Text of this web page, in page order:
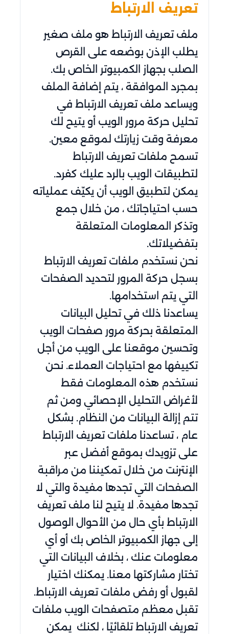
تعريف الارتباط
ملف تعريف الارتباط هو ملف صغير
يطلب الإذن بوضعه على القرص
الصلب بجهاز الكمبيوتر الخاص بك.
بمجرد الموافقة ، يتم إضافة الملف
ويساعد ملف تعريف الارتباط في
تحليل حركة مرور الويب أو يتيح لك
معرفة وقت زيارتك لموقع معين.
تسمح ملفات تعريف الارتباط
لتطبيقات الويب بالرد عليك كفرد.
يمكن لتطبيق الويب أن يكيّف عملياته
حسب احتياجاتك ، من خلال جمع
وتذكر المعلومات المتعلقة
بتفضيلاتك.
نحن نستخدم ملفات تعريف الارتباط
بسجل حركة المرور لتحديد الصفحات
التي يتم استخدامها.
يساعدنا ذلك في تحليل البيانات
المتعلقة بحركة مرور صفحات الويب
وتحسين موقعنا على الويب من أجل
تكييفها مع احتياجات العملاء. نحن
نستخدم هذه المعلومات فقط
لأغراض التحليل الإحصائي ومن ثم
تتم إزالة البيانات من النظام. بشكل
عام ، تساعدنا ملفات تعريف الارتباط
على تزويدك بموقع أفضل عبر
الإنترنت من خلال تمكيننا من مراقبة
الصفحات التي تجدها مفيدة والتي لا
تجدها مفيدة. لا يتيح لنا ملف تعريف
الارتباط بأي حال من الأحوال الوصول
إلى جهاز الكمبيوتر الخاص بك أو أي
معلومات عنك ، بخلاف البيانات التي
تختار مشاركتها معنا. يمكنك اختيار
لقبول أو رفض ملفات تعريف الارتباط.
تقبل معظم متصفحات الويب ملفات
تعريف الارتباط تلقائيًا ، لكنك يمكن